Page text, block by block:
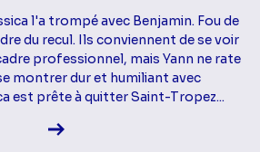
l'a trompé avec Benjamin. Fou de
du recul. Ils conviennent de se voir
professionnel, mais Yann ne rate
montrer dur et humiliant avec
est prête à quitter Saint-Tropez...
Voir la fiche diffusion